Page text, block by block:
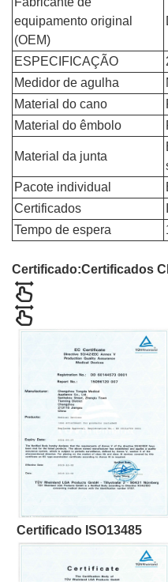
equipamento original
(OEM)
ESPECIFICAÇÃO
Medidor de agulha
Material do cano
Material do êmbolo
Material da junta
Pacote individual
Certificados
Tempo de espera
Certificado:Certificados
Certificado ISO13485